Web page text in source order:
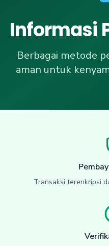
Informasi
Berbagai metode
aman untuk
Transaksi terenkripsi